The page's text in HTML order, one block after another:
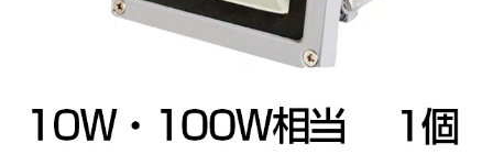
リーあがりやパンクなどの緊急事態にも。・アウトドアや
釣りに折り畳んでコンパクトに持ち運べるので、荷物にな
ー01.ブラック02.オレンジ03.カーキ04.レッド仕様明る
さ：トップLEDライト(約240ルーメン(最大時)) 側面COB